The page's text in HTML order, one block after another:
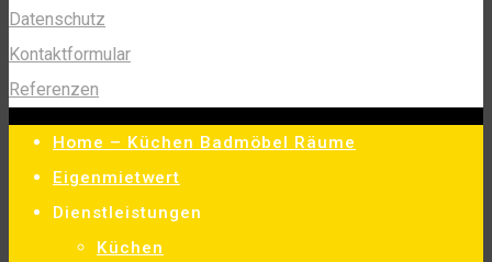
Datenschutz
Kontaktformular
Referenzen
Home – Küchen Badmöbel Räume
Eigenmietwert
Dienstleistungen
Küchen